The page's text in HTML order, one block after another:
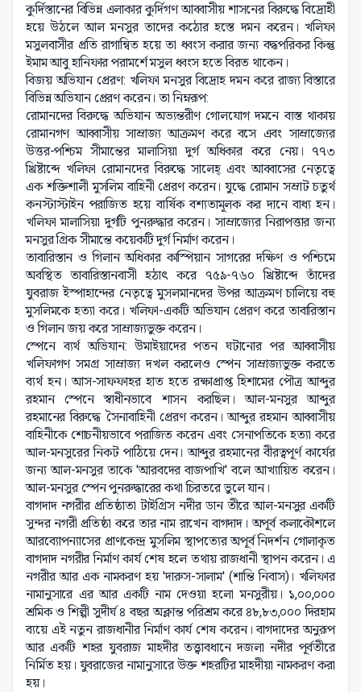
কুর্দিস্তানের বিভিন্ন এলাকার কুর্দিগণ আব্বাসীয় শাসনের বিরুদ্ধে বিদ্রোহী
হয়ে উঠলে আল মনসুর তাদের কঠোর হস্তে দমন করেন। খলিফা
মসুলবাসীর প্রতি রাগান্বিত হয়ে তা ধ্বংস করার জন্য বদ্ধপরিকর কিন্তু
ইমাম আবু হানিফার পরামর্শে মসুল ধ্বংস হতে বিরত থাকেন।
বিজয় অভিযান প্রেরণ: খলিফা মনসুর বিদ্রোহ দমন করে রাজ্য বিস্তারে
বিভিন্ন অভিযান প্রেরণ করেন। তা নিম্নরূপ:
রোমানদের বিরুদ্ধে অভিযান অভ্যন্তরীণ গোলযোগ দমনে ব্যস্ত থাকায়
রোমানগণ আব্বাসীয় সাম্রাজ্য আক্রমণ করে বসে এবং সাম্রাজ্যের
উত্তর-পশ্চিম সীমান্তের মালাসিয়া দুর্গ অধিকার করে নেয়। ৭৭৩
খ্রিষ্টাব্দে খলিফা রোমানদের বিরুদ্ধে সালেহ্ এবং আব্বাসের নেতৃত্বে
এক শক্তিশালী মুসলিম বাহিনী প্রেরণ করেন। যুদ্ধে রোমান সম্রাট চতুর্থ
কনস্টাস্টাইন পরাজিত হয়ে বার্ষিক বশ্যতামূলক কর দানে বাধ্য হন।
খলিফা মালাসিয়া দুর্গটি পুনরুদ্ধার করেন। সাম্রাজ্যের নিরাপত্তার জন্য
মনসুর গ্রিক সীমান্তে কয়েকটি দুর্গ নির্মাণ করেন।
তাবারিস্তান ও গিলান অধিকার কাস্পিয়ান সাগরের দক্ষিণ ও পশ্চিমে
অবস্থিত তাবারিস্তানবাসী হঠাৎ করে ৭৫৯-৭৬০ খ্রিষ্টাব্দে তাঁদের
যুবরাজ ইস্পাহান্দের নেতৃত্বে মুসলমানদের উপর আক্রমণ চালিয়ে বহু
মুসলিমকে হত্যা করে। খলিফা-একটি অভিযান প্রেরণ করে তাবারিস্তান
ও গিলান জয় করে সাম্রাজ্যভুক্ত করেন।
স্পেনে ব্যর্থ অভিযান: উমাইয়াদের পতন ঘটানোর পর আব্বাসীয়
খলিফাগণ সমগ্র সাম্রাজ্য দখল করলেও স্পেন সাম্রাজ্যভুক্ত করতে
ব্যর্থ হন। আস-সাফফাহর হাত হতে রক্ষাপ্রাপ্ত হিশামের পৌত্র আব্দুর
রহমান স্পেনে স্বাধীনভাবে শাসন করছিল। আল-মনসুর আব্দুর
রহমানের বিরুদ্ধে সৈনাবাহিনী প্রেরণ করেন। আব্দুর রহমান আব্বাসীয়
বাহিনীকে শোচনীয়ভাবে পরাজিত করেন এবং সেনাপতিকে হত্যা করে
আল-মনসুরের নিকট পাঠিয়ে দেন। আব্দুর রহমানের বীরত্বপূর্ণ কার্যের
জন্য আল-মনসুর তাকে 'আরবদের বাজপাখি' বলে আখ্যায়িত করেন।
আল-মনসুর স্পেন পুনরুদ্ধারের কথা চিরতরে ভুলে যান।
বাগদাদ নগরীর প্রতিষ্ঠাতা টাইগ্রিস নদীর ডান তীরে আল-মনসুর একটি
সুন্দর নগরী প্রতিষ্ঠা করে তার নাম রাখেন বাগদাদ। অপূর্ব কলাকৌশলে
আরব্যোপন্যাসের প্রাণকেন্দ্র মুসলিম স্থাপত্যের অপূর্ব নিদর্শন গোলাকৃত
বাগদাদ নগরীর নির্মাণ কার্য শেষ হলে তথায় রাজধানী স্থাপন করেন। এ
নগরীর আর এক নামকরণ হয় 'দারুস-সালাম' (শান্তি নিবাস)। খলিফার
নামানুসারে এর আর একটি নাম দেওয়া হলো মনসুরীয়। ১,০০,০০০
শ্রমিক ও শিল্পী সুদীর্ঘ ৪ বছর অক্লান্ত পরিশ্রম করে ৪৮,৮৩,০০০ দিরহাম
ব্যয়ে এই নতুন রাজধানীর নির্মাণ কার্য শেষ করেন। বাগদাদের অনুরূপ
আর একটি শহর যুবরাজ মাহদীর তত্ত্বাবধানে দজলা নদীর পূর্বতীরে
নির্মিত হয়। যুবরাজের নামানুসারে উক্ত শহরটির মাহদীয়া নামকরণ করা
হয়।